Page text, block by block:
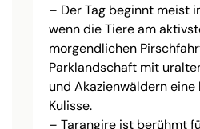
– Der Tag beginnt meist
wenn die Tiere am
morgendlichen
Parklandschaft mit
und Akazienwäldern
Kulisse.
– Tarangire ist berühmt